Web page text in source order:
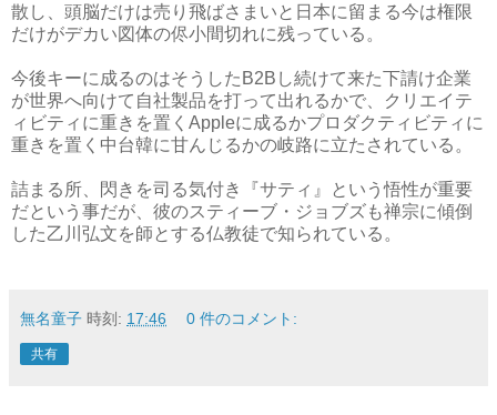
散し、頭脳だけは売り飛ばさまいと日本に留まる今は権限
だけがデカい図体の侭小間切れに残っている。
今後キーに成るのはそうしたB2Bし続けて来た下請け企業
が世界へ向けて自社製品を打って出れるかで、クリエイテ
ィビティに重きを置くAppleに成るかプロダクティビティに
重きを置く中台韓に甘んじるかの岐路に立たされている。
詰まる所、閃きを司る気付き『サティ』という悟性が重要
だという事だが、彼のスティーブ・ジョブズも禅宗に傾倒
した乙川弘文を師とする仏教徒で知られている。
無名童子 時刻: 17:46 0 件のコメント:
共有